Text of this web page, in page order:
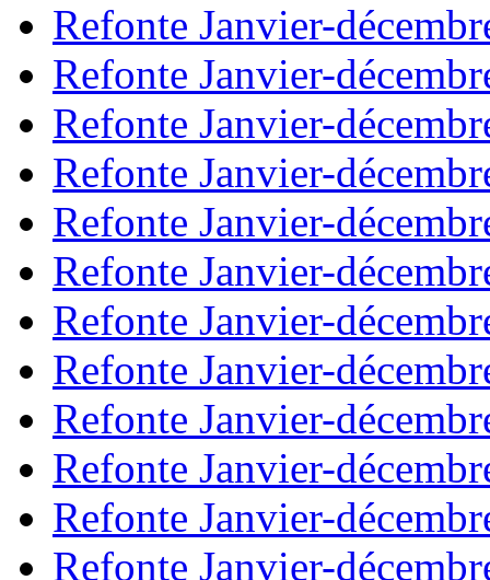
Refonte Janvier-
Refonte Janvier-
Refonte Janvier-
Refonte Janvier-
Refonte Janvier-
Refonte Janvier-
Refonte Janvier-
Refonte Janvier-
Refonte Janvier-
Refonte Janvier-
Refonte Janvier-
Refonte Janvier-